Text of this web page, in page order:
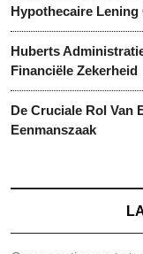
Hypothecaire Lening
Huberts
Financiële Zekerheid
De Cruciale Rol Van
Eenmanszaak